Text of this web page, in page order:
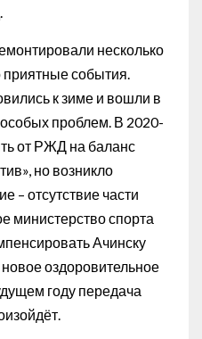
несколько
приятные события.
к зиме и вошли в
проблем. В 2020-
от РЖД на баланс
но возникло
– отсутствие части
министерство спорта
Ачинску
оздоровительное
году передача